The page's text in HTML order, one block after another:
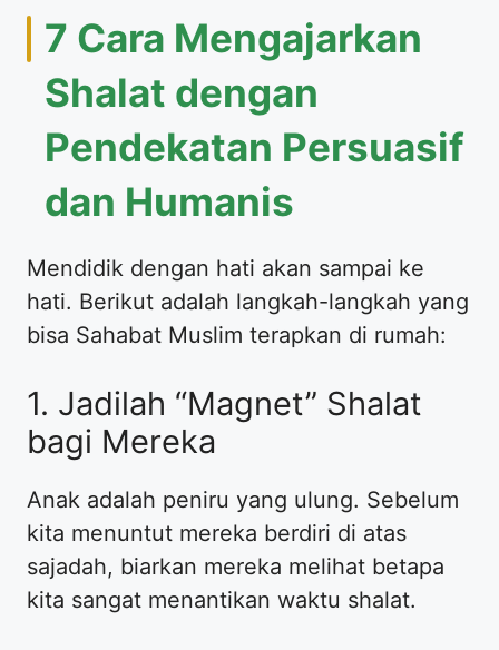
​7 Cara Mengajarkan
Shalat dengan
Pendekatan Persuasif
dan Humanis
​Mendidik dengan hati akan sampai ke
hati. Berikut adalah langkah-langkah yang
bisa Sahabat Muslim terapkan di rumah:
​1. Jadilah “Magnet” Shalat
bagi Mereka
​Anak adalah peniru yang ulung. Sebelum
kita menuntut mereka berdiri di atas
sajadah, biarkan mereka melihat betapa
kita sangat menantikan waktu shalat.